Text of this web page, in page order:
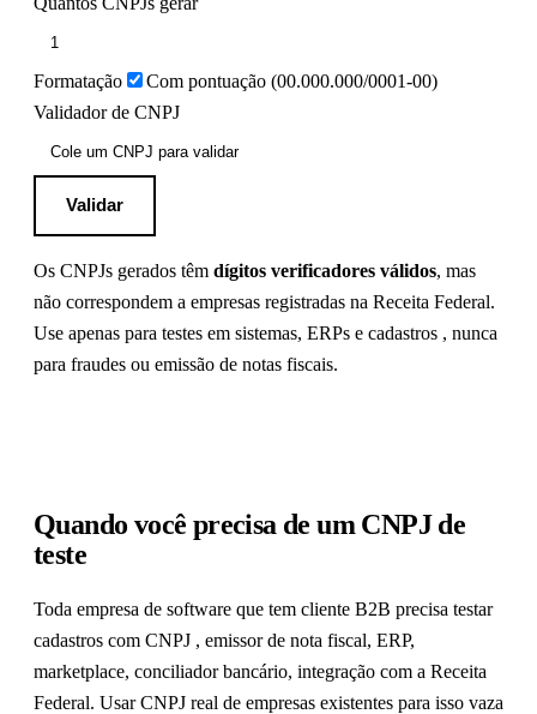
Formatação
Com pontuação (00.000.000/0001-00)
Validador de CNPJ
Validar
Os CNPJs gerados têm dígitos verificadores válidos, mas
não correspondem a empresas registradas na Receita Federal.
Use apenas para testes em sistemas, ERPs e cadastros , nunca
para fraudes ou emissão de notas fiscais.
Quando você precisa de um CNPJ de
teste
Toda empresa de software que tem cliente B2B precisa testar
cadastros com CNPJ , emissor de nota fiscal, ERP,
marketplace, conciliador bancário, integração com a Receita
Federal. Usar CNPJ real de empresas existentes para isso vaza